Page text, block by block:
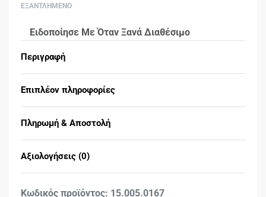
ΕΞΑΝΤΛΗΜΕΝΟ
Ειδοποίησε Με Όταν Ξανά Διαθέσιμο
Περιγραφή
Επιπλέον πληροφορίες
Πληρωμή & Αποστολή
Αξιολογήσεις (0)
15.005.0167